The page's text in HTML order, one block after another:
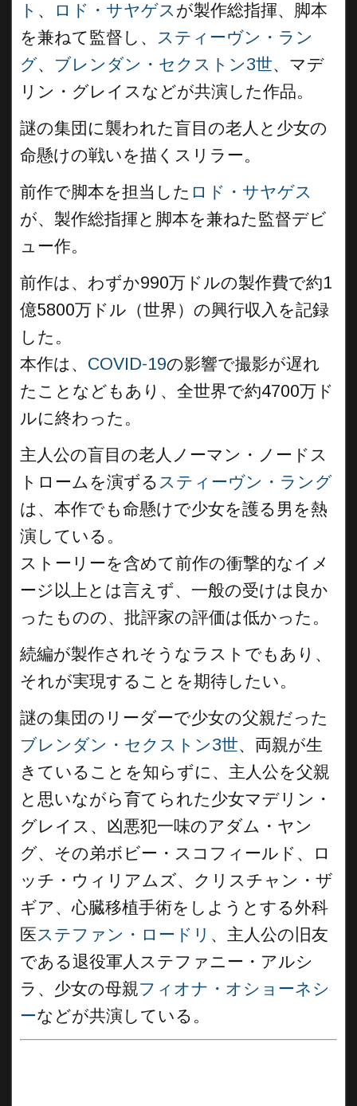
ト 、 ロド・サヤゲスが製作総指揮、脚本
を兼ねて監督し、 スティーヴン・ラン
グ、 ブレンダン・セクストン3世、マデ
リン・グレイスなどが共演した作品。
謎の集団に襲われた盲目の老人と少女の
命懸けの戦いを描くスリラー。
前作で脚本を担当した ロド・サヤゲス
が、製作総指揮と脚本を兼ねた監督デビ
ュー作。
前作は、わずか990万ドルの製作費で約1
億5800万ドル（世界）の興行収入を記録
した。
本作は、 COVID-19の影響で撮影が遅れ
たことなどもあり、全世界で約4700万ド
ルに終わった。
主人公の盲目の老人ノーマン・ノードス
トロームを演ずるスティーヴン・ラング
は、本作でも命懸けで少女を護る男を熱
演している。
ストーリーを含めて前作の衝撃的なイメ
ージ以上とは言えず、一般の受けは良か
ったものの、批評家の評価は低かった。
続編が製作されそうなラストでもあり、
それが実現することを期待したい。
謎の集団のリーダーで少女の父親だった
ブレンダン・セクストン3世、両親が生
きていることを知らずに、主人公を父親
と思いながら育てられた少女マデリン・
グレイス、凶悪犯一味のアダム・ヤン
グ、その弟ボビー・スコフィールド、ロ
ッチ・ウィリアムズ、クリスチャン・ザ
ギア、心臓移植手術をしようとする外科
医ステファン・ロードリ 、主人公の旧友
である退役軍人ステファニー・アルシ
ラ、少女の母親フィオナ・オショーネシ
ーなどが共演している。